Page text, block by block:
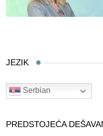
JEZIK
Serbian
PREDSTOJEĆA